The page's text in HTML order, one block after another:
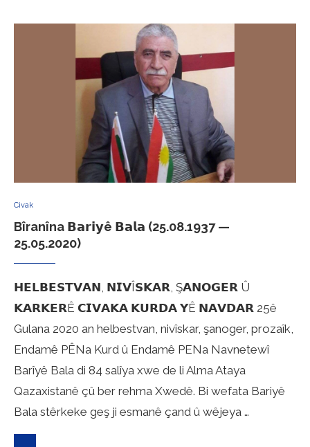
Civak
Bîranîna 𝗕𝗮𝗿𝗶𝘆ê 𝗕𝗮𝗹𝗮 (25.08.1937 —
25.05.2020)
𝗛𝗘𝗟𝗕𝗘𝗦𝗧𝗩𝗔𝗡, 𝗡𝗜𝗩Î𝗦𝗞𝗔𝗥, Ş𝗔𝗡𝗢𝗚𝗘𝗥 Û
𝗞𝗔𝗥𝗞𝗘𝗥Ê 𝗖𝗜𝗩𝗔𝗞𝗔 𝗞𝗨𝗥𝗗𝗔 𝗬Ê 𝗡𝗔𝗩𝗗𝗔𝗥 25ê
Gulana 2020 an helbestvan, nivîskar, şanoger, prozaîk,
Endamê PÊNa Kurd û Endamê PENa Navnetewî
Barîyê Bala di 84 salîya xwe de li Alma Ataya
Qazaxistanê çû ber rehma Xwedê. Bi wefata Bariyê
Bala stêrkeke geş ji esmanê çand û wêjeya …